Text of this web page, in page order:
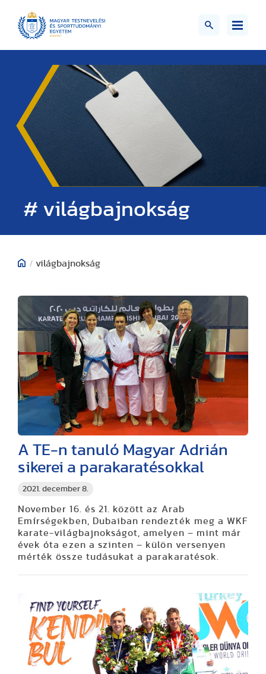
# világbajnokság
/ világbajnokság
2021. december 8.
A TE-n tanuló Magyar Adrián
sikerei a parakaratésokkal
November 16. és 21. között az Arab
Emírségekben, Dubaiban rendezték meg a WKF
karate-világbajnokságot, amelyen – mint már
évek óta ezen a szinten – külön versenyen
mérték össze tudásukat a parakaratésok.